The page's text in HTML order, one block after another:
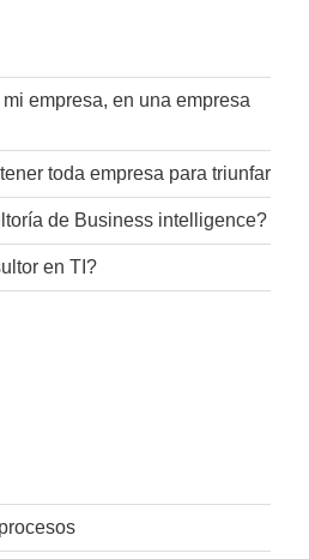
empresa, en una empresa
toda empresa para triunfar
de Business intelligence?
en TI?